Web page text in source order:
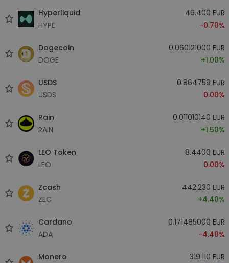
Hyperliquid
HYPE
46.400 EUR
-0.70%
Dogecoin
DOGE
0.060121000 EUR
+1.00%
USDS
USDS
0.864759 EUR
0.00%
Rain
RAIN
0.011010140 EUR
+1.50%
LEO Token
LEO
8.4400 EUR
0.00%
Zcash
ZEC
442.230 EUR
+4.40%
Cardano
ADA
0.171485000 EUR
-4.40%
Monero
319.110 EUR